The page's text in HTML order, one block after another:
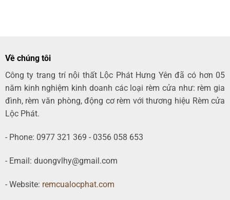
Về chúng tôi
Công ty trang trí nội thất Lộc Phát Hưng Yên đã có hơn 05
năm kinh nghiệm kinh doanh các loại rèm cửa như: rèm gia
đình, rèm văn phòng, động cơ rèm với thương hiệu Rèm cửa
Lộc Phát.
- Phone: 0977 321 369 - 0356 058 653
- Email: duongvlhy@gmail.com
- Website: remcualocphat.com